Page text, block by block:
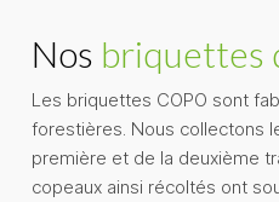
Nos briquettes
Les briquettes COPO sont
forestières. Nous collectons
première et de la deuxième
copeaux ainsi récoltés ont